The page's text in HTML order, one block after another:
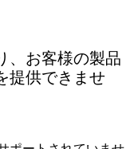
、お客様の製品
提供できませ